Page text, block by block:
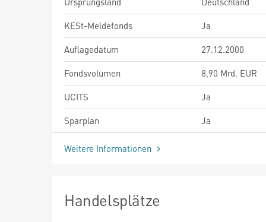
KESt-Meldefonds
Ja
Auflagedatum
27.12.2000
Fondsvolumen
8,90 Mrd. EUR
UCITS
Ja
Sparplan
Ja
Weitere Informationen
Handelsplätze